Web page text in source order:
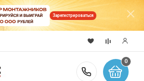
Зарегистрироваться
0